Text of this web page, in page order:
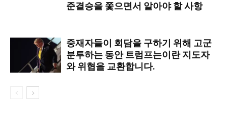
준결승을 쫓으면서 알아야 할 사항
중재자들이 회담을 구하기 위해 고군
분투하는 동안 트럼프는이란 지도자
와 위협을 교환합니다.